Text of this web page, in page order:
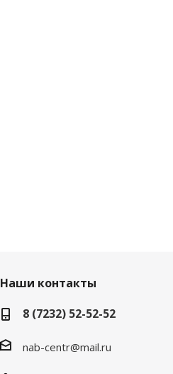
Наши контакты
8 (7232) 52-52-52
nab-centr@mail.ru